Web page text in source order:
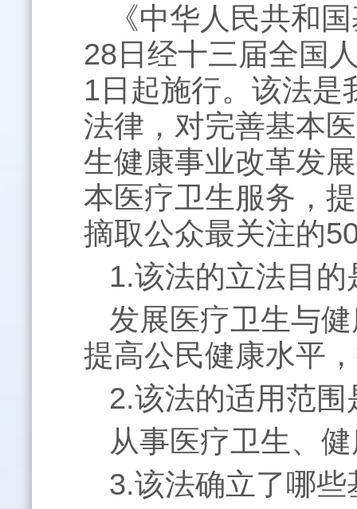
《中华人民共和
28 日经十三届全国
1 日起施行。该法
法律，对完善基本
生健康事业改革发
本医疗卫生服务，
摘取公众最关注的
1.该法的立法目的
发展医疗卫生与
提高公民健康水平
2.该法的适用范围
从事医疗卫生、
3.该法确立了哪些